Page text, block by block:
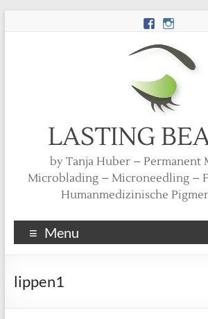
LASTING
by Tanja Huber – Permanent
Microblading – Microneedling –
Humanmedizinische
Menu
lippen1